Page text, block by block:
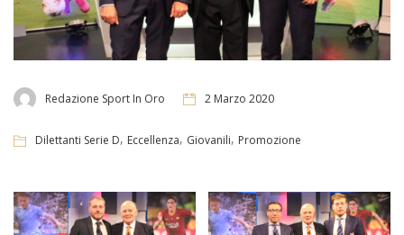
Redazione Sport In Oro 2 Marzo 2020
Dilettanti Serie D, Eccellenza, Giovanili, Promozione